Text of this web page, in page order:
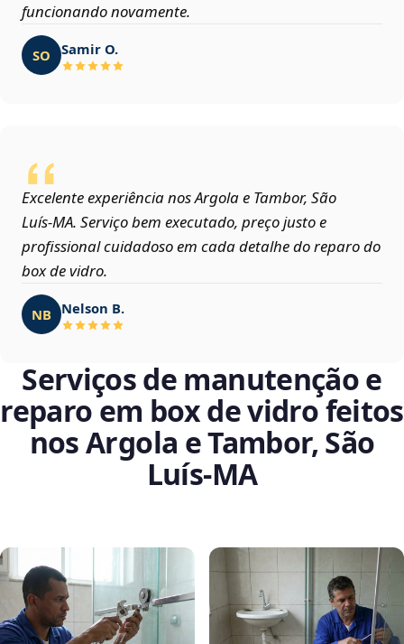
funcionando novamente.
SO Samir O.
Excelente experiência nos Argola e Tambor, São
Luís‑MA. Serviço bem executado, preço justo e
profissional cuidadoso em cada detalhe do reparo do
box de vidro.
NB Nelson B.
Serviços de manutenção e
reparo em box de vidro feitos
nos Argola e Tambor, São
Luís‑MA